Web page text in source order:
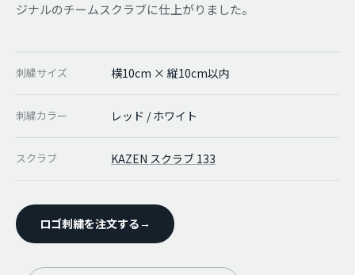
ジナルのチームスクラブに仕上がりました。
刺繍サイズ 横10cm × 縦10cm以内
刺繍カラー レッド / ホワイト
スクラブ KAZEN スクラブ 133
ロゴ刺繍を注文する →